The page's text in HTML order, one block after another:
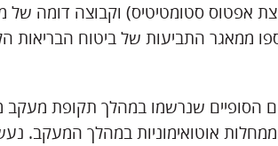
אפטוס סטומטיטיס) וקבוצה דומה
ממאגר התביעות של ביטוח הבריאות
ממחלות אוטואימוניות במהלך המעקב.